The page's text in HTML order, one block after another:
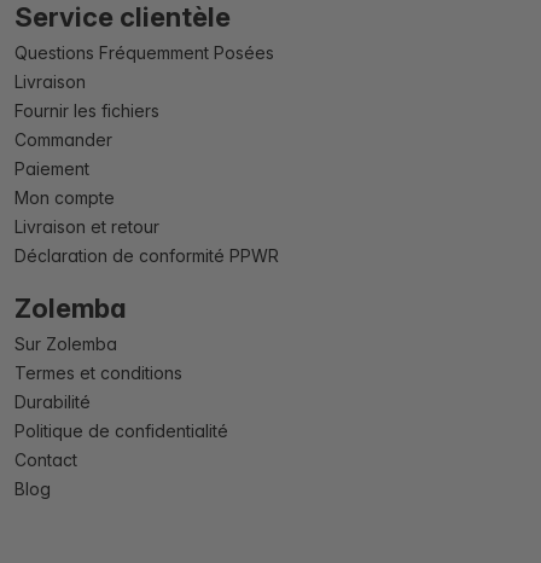
Service clientèle
Questions Fréquemment Posées
Livraison
Fournir les fichiers
Commander
Paiement
Mon compte
Livraison et retour
Déclaration de conformité PPWR
Zolemba
Sur Zolemba
Termes et conditions
Durabilité
Politique de confidentialité
Contact
Blog